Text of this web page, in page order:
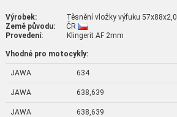
Výrobek: Těsnění vložky výfuku 57x88x2,0
Země původu: ČR
Provedení: Klingerit AF 2mm
Vhodné pro motocykly:
JAWA 634
JAWA 638,639
JAWA 638,639